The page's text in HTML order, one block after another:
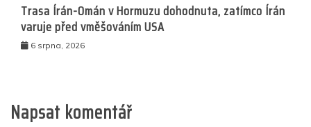
Trasa Írán-Omán v Hormuzu dohodnuta, zatímco Írán
varuje před vměšováním USA
6 srpna, 2026
Napsat komentář